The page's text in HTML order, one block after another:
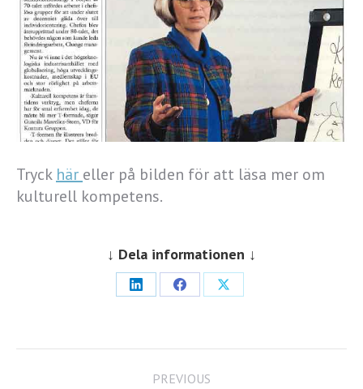
Tryck här eller på bilden för att läsa mer om
kulturell kompetens.
↓ Dela informationen ↓
Share
LinkedIn
Share
Facebook
Share
X
PREVIOUS